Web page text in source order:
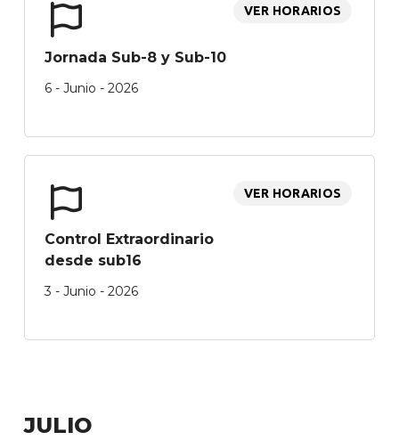
Jornada Sub-8 y Sub-10
6 - Junio - 2026
VER HORARIOS
Control Extraordinario
desde sub16
3 - Junio - 2026
VER HORARIOS
JULIO